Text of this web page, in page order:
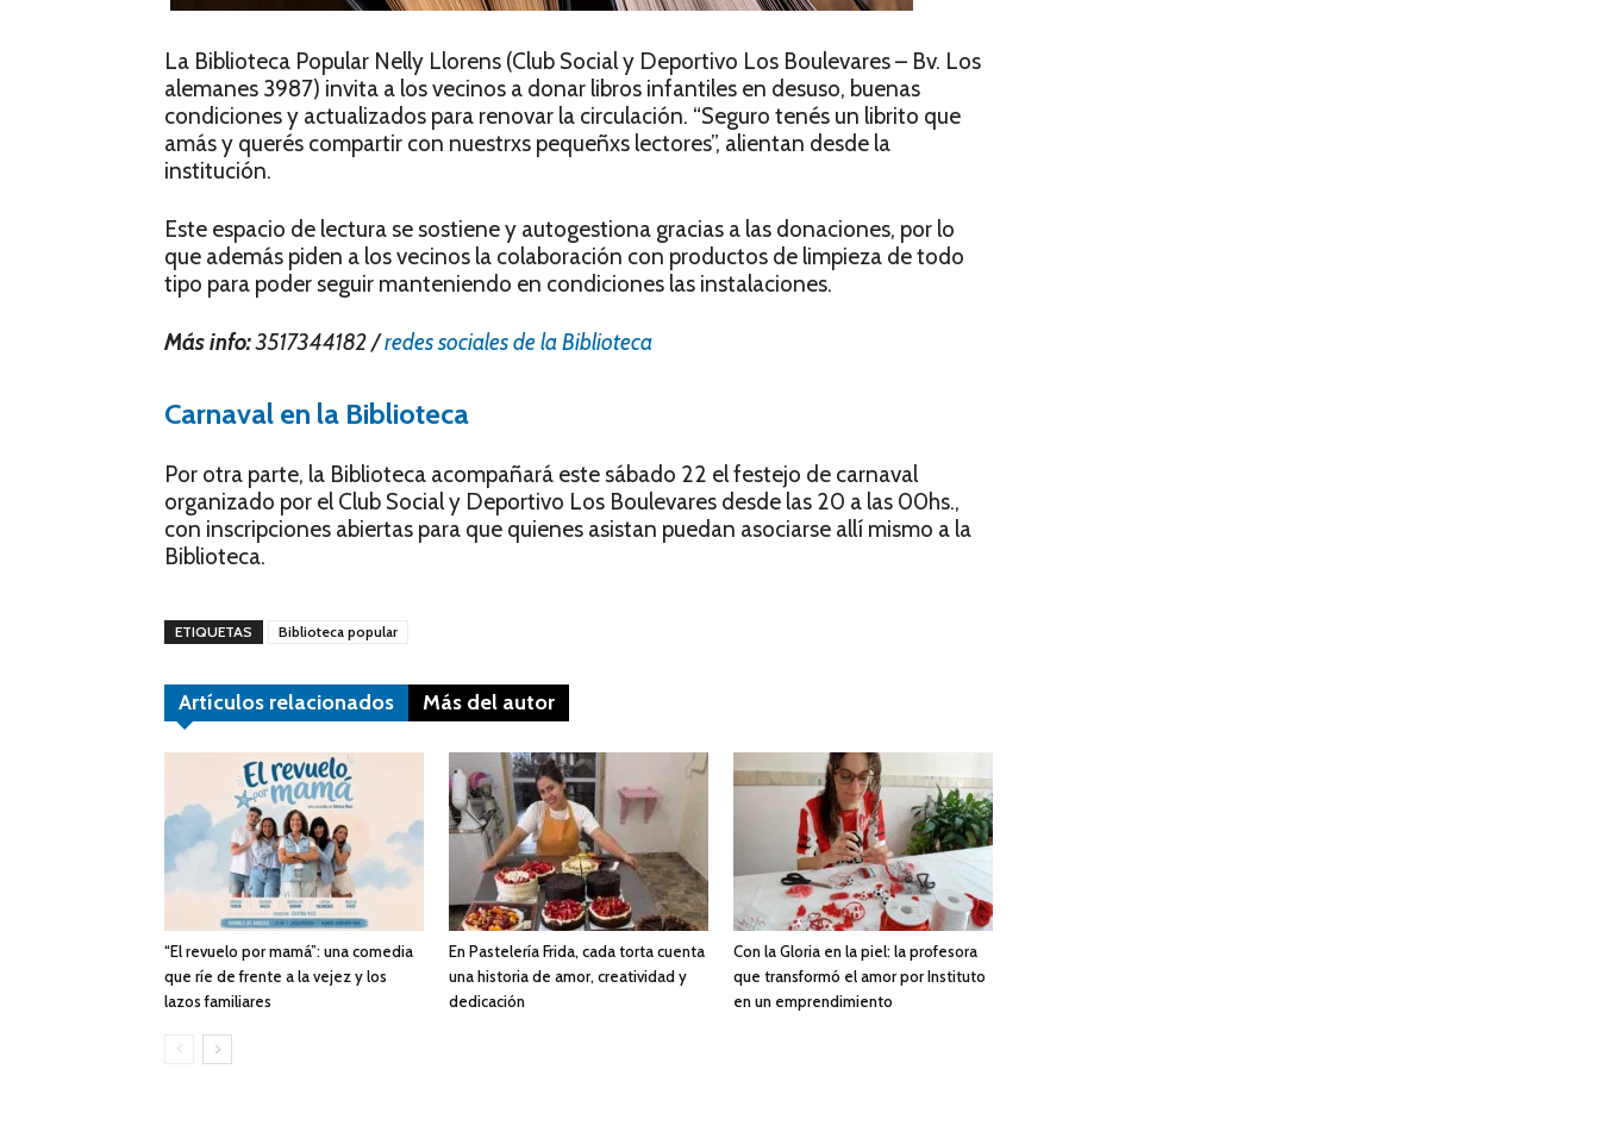
La Biblioteca Popular Nelly Llorens (Club Social y Deportivo Los Boulevares – Bv. Los
alemanes 3987) invita a los vecinos a donar libros infantiles en desuso, buenas
condiciones y actualizados para renovar la circulación. “Seguro tenés un librito que
amás y querés compartir con nuestrxs pequeñxs lectores”, alientan desde la
institución.
Este espacio de lectura se sostiene y autogestiona gracias a las donaciones, por lo
que además piden a los vecinos la colaboración con productos de limpieza de todo
tipo para poder seguir manteniendo en condiciones las instalaciones.
Más info:3517344182 /redes sociales de la Biblioteca
Carnaval en la Biblioteca
Por otra parte, la Biblioteca acompañará este sábado 22 el festejo de carnaval
organizado por el Club Social y Deportivo Los Boulevares desde las 20 a las 00hs.,
con inscripciones abiertas para que quienes asistan puedan asociarse allí mismo a la
Biblioteca.
ETIQUETAS Biblioteca popular
Artículos relacionados Más del autor
“El revuelo por mamá”: una comedia
que ríe de frente a la vejez y los
lazos familiares
En Pastelería Frida, cada torta cuenta
una historia de amor, creatividad y
dedicación
Con la Gloria en la piel: la profesora
que transformó el amor por Instituto
en un emprendimiento